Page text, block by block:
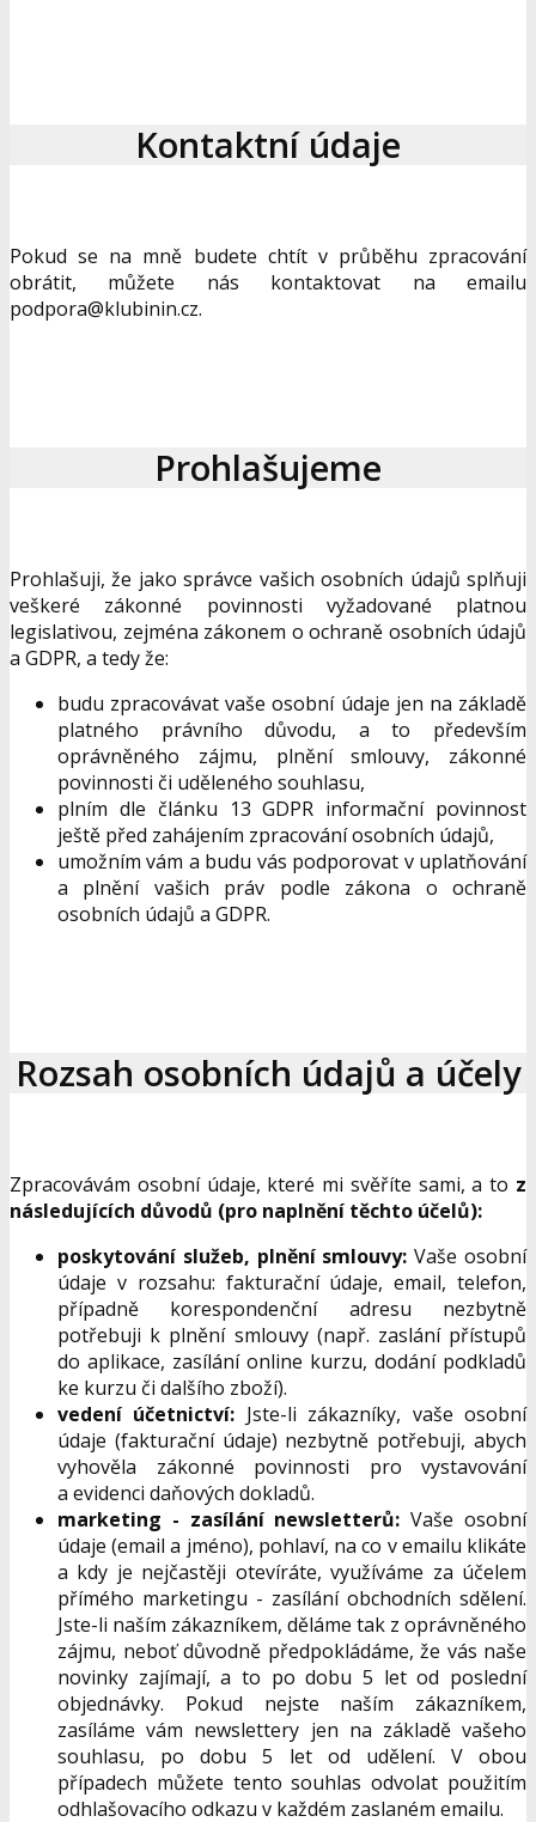
Kontaktní údaje
Pokud se na mně budete chtít v průběhu zpracování
obrátit, můžete nás kontaktovat na emailu
podpora@klubinin.cz.
Prohlašujeme
Prohlašuji, že jako správce vašich osobních údajů splňuji
veškeré zákonné povinnosti vyžadované platnou
legislativou, zejména zákonem o ochraně osobních údajů
a GDPR, a tedy že:
budu zpracovávat vaše osobní údaje jen na základě
platného právního důvodu, a to především
oprávněného zájmu, plnění smlouvy, zákonné
povinnosti či uděleného souhlasu,
plním dle článku 13 GDPR informační povinnost
ještě před zahájením zpracování osobních údajů,
umožním vám a budu vás podporovat v uplatňování
a plnění vašich práv podle zákona o ochraně
osobních údajů a GDPR.
Rozsah osobních údajů a účely
Zpracovávám osobní údaje, které mi svěříte sami, a to z
následujících důvodů (pro naplnění těchto účelů):
poskytování služeb, plnění smlouvy: Vaše osobní
údaje v rozsahu: fakturační údaje, email, telefon,
případně korespondenční adresu nezbytně
potřebuji k plnění smlouvy (např. zaslání přístupů
do aplikace, zasílání online kurzu, dodání podkladů
ke kurzu či dalšího zboží).
vedení účetnictví: Jste-li zákazníky, vaše osobní
údaje (fakturační údaje) nezbytně potřebuji, abych
vyhověla zákonné povinnosti pro vystavování
a evidenci daňových dokladů.
marketing - zasílání newsletterů: Vaše osobní
údaje (email a jméno), pohlaví, na co v emailu klikáte
a kdy je nejčastěji otevíráte, využíváme za účelem
přímého marketingu - zasílání obchodních sdělení.
Jste-li naším zákazníkem, děláme tak z oprávněného
zájmu, neboť důvodně předpokládáme, že vás naše
novinky zajímají, a to po dobu 5 let od poslední
objednávky. Pokud nejste naším zákazníkem,
zasíláme vám newslettery jen na základě vašeho
souhlasu, po dobu 5 let od udělení. V obou
případech můžete tento souhlas odvolat použitím
odhlašovacího odkazu v každém zaslaném emailu.